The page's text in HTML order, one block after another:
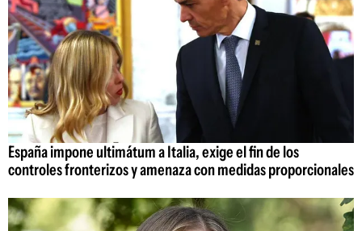
España impone ultimátum a Italia, exige el fin de los
controles fronterizos y amenaza con medidas proporcionales